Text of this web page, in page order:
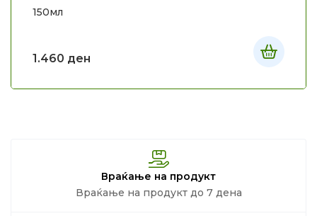
150мл
1.460 ден
Враќање на продукт
Враќање на продукт до 7 дена